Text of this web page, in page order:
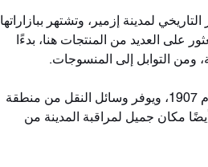
لمدينة إزمير، وتشتهر ببازاراتها
على العديد من المنتجات هنا، بدءًا
ومن التوابل إلى المنسوجات.
تم بناء مبنى المصعد التاريخي في إزمير عام 1907، ويوفر وسائل النقل من منطقة
أيضًا مكان جميل لمراقبة المدينة من